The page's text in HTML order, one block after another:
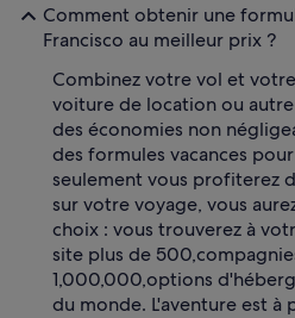
Comment obtenir une
Francisco au meilleur prix ?
Combinez votre vol et
voiture de location ou
des économies non
des formules vacances
seulement vous profiterez
sur votre voyage, vous
choix : vous trouverez à
site plus de
1,000,000,options
du monde. L'aventure est à